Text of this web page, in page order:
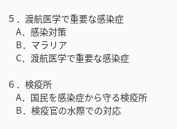
５．渡航医学で重要な感染症
A．感染対策
B．マラリア
C．渡航医学で重要な感染症
６．検疫所
A．国民を感染症から守る検疫所
B．検疫官の水際での対応